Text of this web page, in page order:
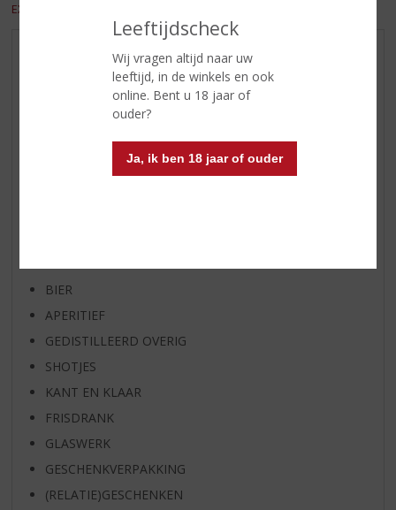
Leeftijdscheck
Wij vragen altijd naar uw
leeftijd, in de winkels en ook
online. Bent u 18 jaar of
ouder?
Ja, ik ben 18 jaar of ouder
EXCL. BTW
AANBIEDINGEN
WIJN VAN DE MAAND
WHISKY VAN DE MAAND
BIER VAN DE MAAND
BIER
APERITIEF
GEDISTILLEERD OVERIG
SHOTJES
KANT EN KLAAR
FRISDRANK
GLASWERK
GESCHENKVERPAKKING
(RELATIE)GESCHENKEN